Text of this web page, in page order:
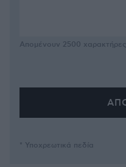
Απομένουν 2500 χαρακτήρες
* Υποχρεωτικά πεδία